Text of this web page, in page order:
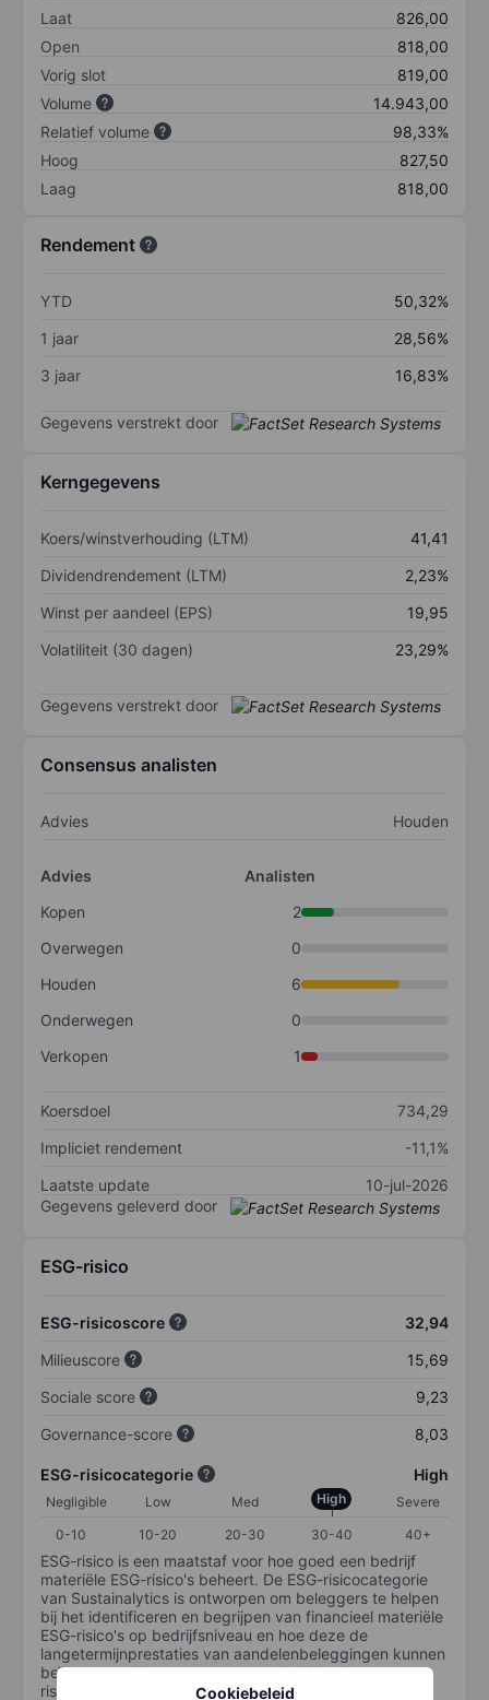
Cookiebeleid
Laat
826,00
Open
818,00
Vorig slot
819,00
Volume
14.943,00
Relatief volume
98,33%
Hoog
827,50
Laag
818,00
Rendement
YTD
50,32%
1 jaar
28,56%
3 jaar
16,83%
Gegevens verstrekt door
Kerngegevens
Koers/winstverhouding (LTM)
41,41
Dividendrendement (LTM)
2,23%
Winst per aandeel (EPS)
19,95
Volatiliteit (30 dagen)
23,29%
Gegevens verstrekt door
Consensus analisten
Advies Houden
Advies
Analisten
Kopen
2
Overwegen
0
Houden
6
Onderwegen
0
Verkopen
1
Koersdoel
734,29
Impliciet rendement
-11,1%
Laatste update
10-jul-2026
Gegevens geleverd door
ESG-risico
ESG-risicoscore
32,94
Milieuscore
15,69
Sociale score
9,23
Governance-score
8,03
ESG-risicocategorie High
Negligible Low Med High
Severe
0-10
10-20 20-30 30-40 40+
ESG-risico is een maatstaf voor hoe goed een bedrijf
materiële ESG-risico's beheert. De ESG-risicocategorie
van Sustainalytics is ontworpen om beleggers te helpen
bij het identificeren en begrijpen van financieel materiële
ESG-risico's op bedrijfsniveau en hoe deze de
langetermijnprestaties van aandelenbeleggingen kunnen
beïnvloeden. De schaal loopt van 0-100. Hoe lager het
risico, hoe beter (0 staat voor geen risico en 100 voor